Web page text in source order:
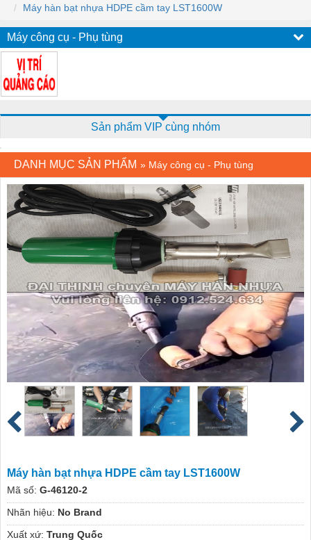
Máy hàn bạt nhựa HDPE cầm tay LST1600W
Máy công cụ - Phụ tùng
Sản phẩm VIP cùng nhóm
DANH MỤC SẢN PHẨM » Máy công cụ - Phụ tùng
Máy hàn bạt nhựa HDPE cầm tay LST1600W
Mã số: G-46120-2
Nhãn hiệu: No Brand
Xuất xứ: Trung Quốc